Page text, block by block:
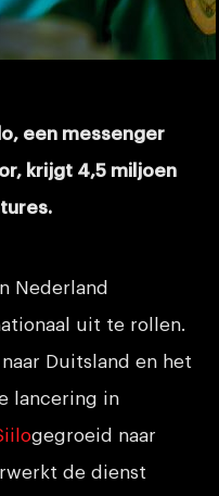
een messenger
krijgt 4,5 miljoen
Nederland
uit te rollen.
Duitsland en het
lancering in
gegroeid naar
de dienst